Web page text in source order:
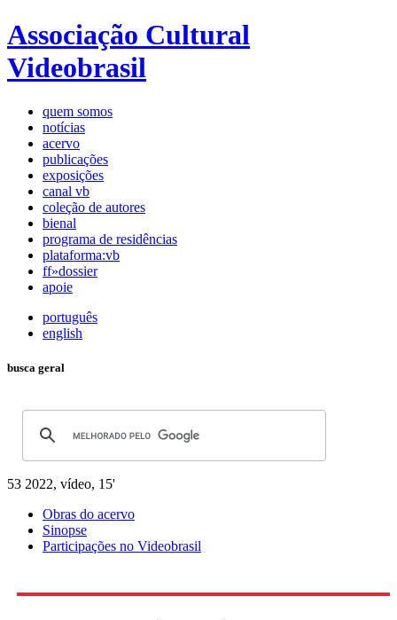
Associação Cultural
Videobrasil
quem somos
notícias
acervo
publicações
exposições
canal vb
coleção de autores
bienal
programa de residências
plataforma:vb
ff»dossier
apoie
português
english
busca geral
53 2022, vídeo, 15'
Obras do acervo
Sinopse
Participações no Videobrasil